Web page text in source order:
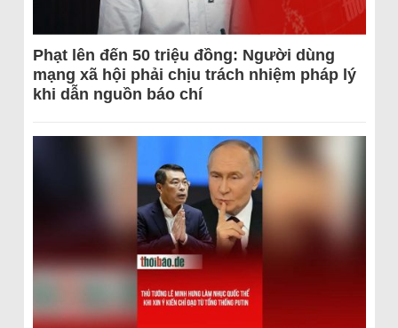
Phạt lên đến 50 triệu đồng: Người dùng
mạng xã hội phải chịu trách nhiệm pháp lý
khi dẫn nguồn báo chí